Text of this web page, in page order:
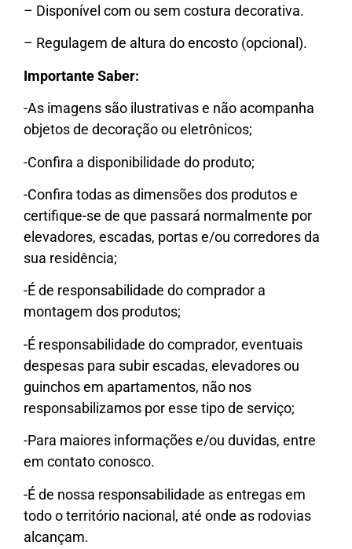
– Disponível com ou sem costura decorativa.
– Regulagem de altura do encosto (opcional).
Importante Saber:
-As imagens são ilustrativas e não acompanha
objetos de decoração ou eletrônicos;
-Confira a disponibilidade do produto;
-Confira todas as dimensões dos produtos e
certifique-se de que passará normalmente por
elevadores, escadas, portas e/ou corredores da
sua residência;
-É de responsabilidade do comprador a
montagem dos produtos;
-É responsabilidade do comprador, eventuais
despesas para subir escadas, elevadores ou
guinchos em apartamentos, não nos
responsabilizamos por esse tipo de serviço;
-Para maiores informações e/ou duvidas, entre
em contato conosco.
-É de nossa responsabilidade as entregas em
todo o território nacional, até onde as rodovias
alcançam.